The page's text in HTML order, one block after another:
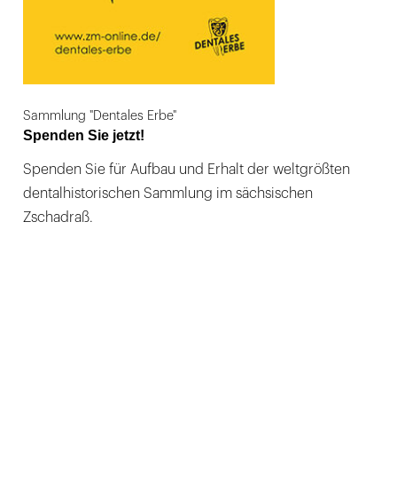
Sammlung "Dentales Erbe"
Spenden Sie jetzt!
Spenden Sie für Aufbau und Erhalt der weltgrößten
dentalhistorischen Sammlung im sächsischen
Zschadraß.